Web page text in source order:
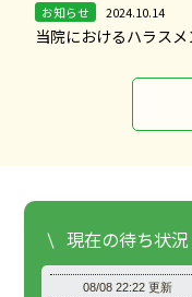
お知らせ 2024.10.14
当院におけるハラス
現在の待ち状況